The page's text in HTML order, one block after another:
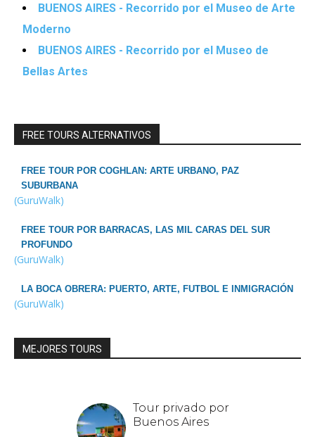
BUENOS AIRES - Recorrido por el Museo de Arte
Moderno
BUENOS AIRES - Recorrido por el Museo de
Bellas Artes
FREE TOURS ALTERNATIVOS
FREE TOUR POR COGHLAN: ARTE URBANO, PAZ
SUBURBANA
(GuruWalk)
FREE TOUR POR BARRACAS, LAS MIL CARAS DEL SUR
PROFUNDO
(GuruWalk)
LA BOCA OBRERA: PUERTO, ARTE, FUTBOL E INMIGRACIÓN
(GuruWalk)
MEJORES TOURS